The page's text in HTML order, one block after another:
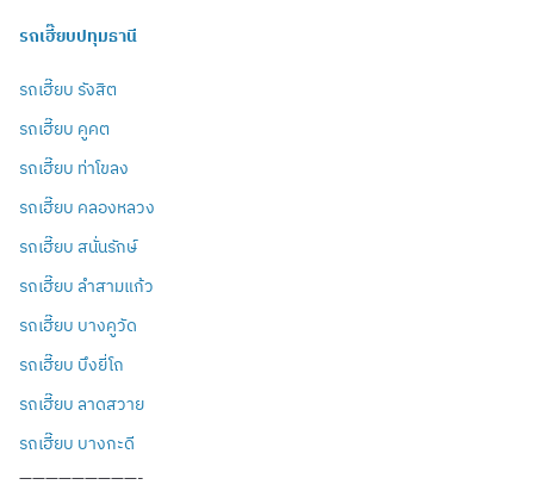
รถเฮี๊ยบปทุมธานี
รถเฮี๊ยบ รังสิต
รถเฮี๊ยบ คูคต
รถเฮี๊ยบ ท่าโขลง
รถเฮี๊ยบ คลองหลวง
รถเฮี๊ยบ สนั่นรักษ์
รถเฮี๊ยบ ลำสามแก้ว
รถเฮี๊ยบ บางคูวัด
รถเฮี๊ยบ บึงยี่โถ
รถเฮี๊ยบ ลาดสวาย
รถเฮี๊ยบ บางกะดี
—————————-